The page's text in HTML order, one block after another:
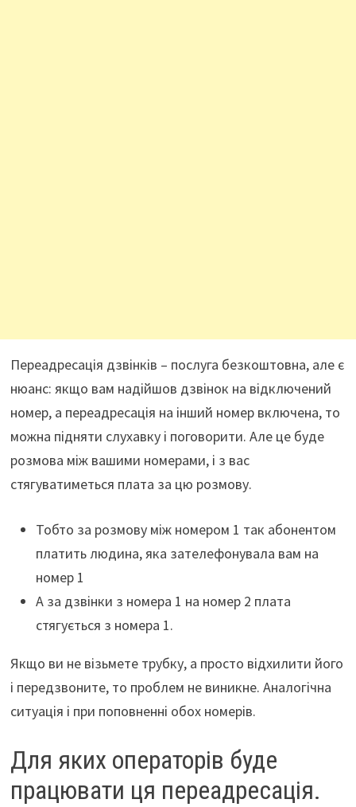
Переадресація дзвінків – послуга безкоштовна, але є
нюанс: якщо вам надійшов дзвінок на відключений
номер, а переадресація на інший номер включена, то
можна підняти слухавку і поговорити. Але це буде
розмова між вашими номерами, і з вас
стягуватиметься плата за цю розмову.
Тобто за розмову між номером 1 так абонентом
платить людина, яка зателефонувала вам на
номер 1
А за дзвінки з номера 1 на номер 2 плата
стягується з номера 1.
Якщо ви не візьмете трубку, а просто відхилити його
і передзвоните, то проблем не виникне. Аналогічна
ситуація і при поповненні обох номерів.
Для яких операторів буде
працювати ця переадресація.